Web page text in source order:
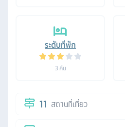
ระดับที่พัก
3คืน
11 สถานที่เที่ยว